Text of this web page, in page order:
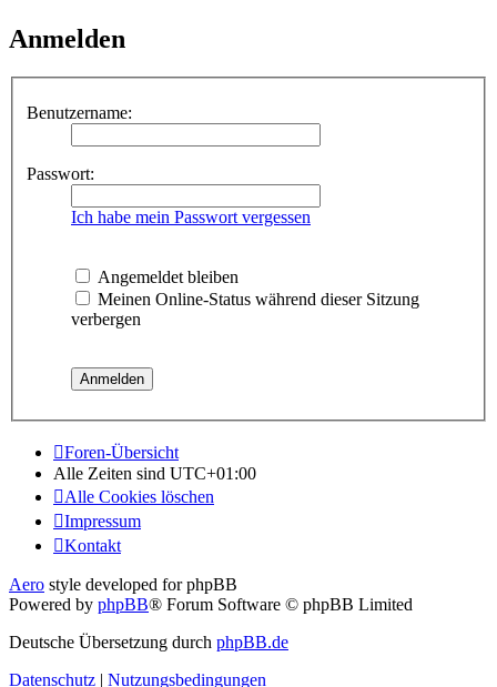
Anmelden
Benutzername:
Passwort:
Ich habe mein Passwort vergessen
Angemeldet bleiben
Meinen Online-Status während dieser Sitzung
verbergen
Foren-Übersicht
Alle Zeiten sind UTC+01:00
Alle Cookies löschen
Impressum
Kontakt
Aero style developed for phpBB
Powered by phpBB® Forum Software © phpBB Limited
Deutsche Übersetzung durch phpBB.de
Datenschutz | Nutzungsbedingungen